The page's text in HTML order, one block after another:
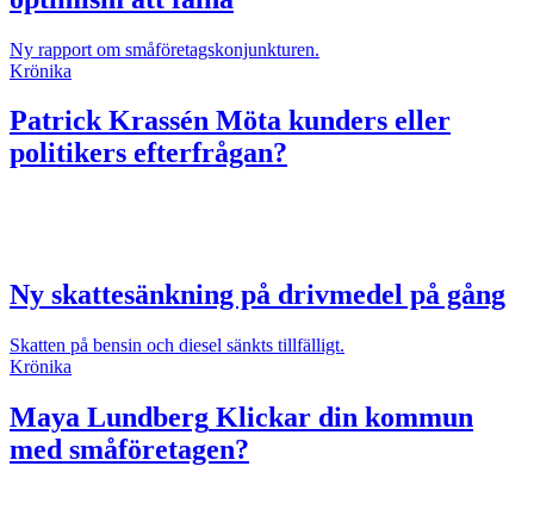
Ny rapport om småföretagskonjunkturen.
Krönika
Patrick Krassén Möta kunders eller
politikers efterfrågan?
Ny skattesänkning på drivmedel på gång
Skatten på bensin och diesel sänkts tillfälligt.
Krönika
Maya Lundberg Klickar din kommun
med småföretagen?